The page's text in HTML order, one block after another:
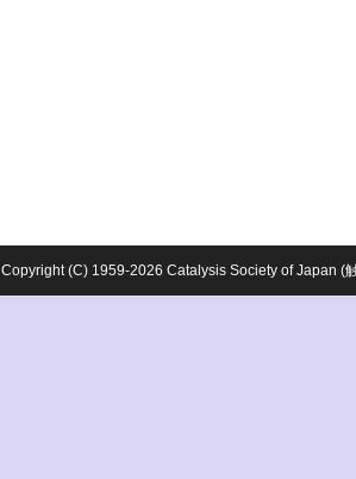
Copyright (C) 1959-2026 Catalysis Society of Japan (